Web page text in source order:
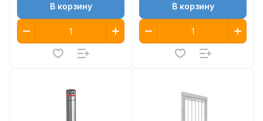
В корзину В корзину